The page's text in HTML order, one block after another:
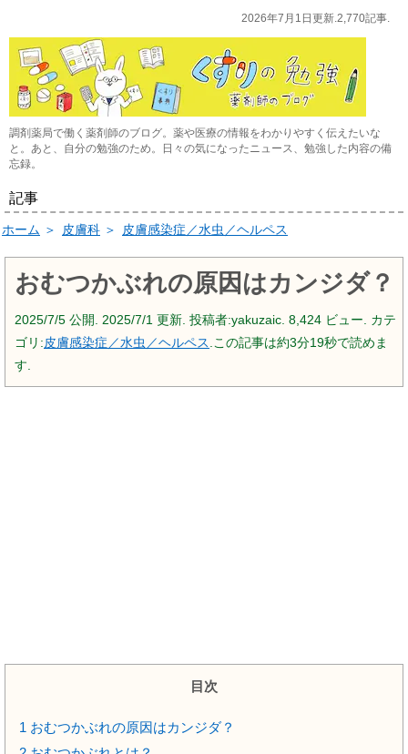
2026年7月1日更新.2,770記事.
調剤薬局で働く薬剤師のブログ。薬や医療の情報をわかりやすく伝えたいな
と。あと、自分の勉強のため。日々の気になったニュース、勉強した内容の備
忘録。
記事
ホーム ＞ 皮膚科 ＞ 皮膚感染症／水虫／ヘルペス
おむつかぶれの原因はカンジダ？
2025/7/5 公開. 2025/7/1 更新. 投稿者:yakuzaic. 8,424 ビュー. カテ
ゴリ:皮膚感染症／水虫／ヘルペス .この記事は約3分19秒で読めま
す.
目次
1 おむつかぶれの原因はカンジダ？